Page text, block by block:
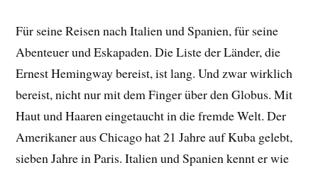
Für seine Reisen nach Italien und Spanien, für seine
Abenteuer und Eskapaden. Die Liste der Länder, die
Ernest Hemingway bereist, ist lang. Und zwar wirklich
bereist, nicht nur mit dem Finger über den Globus. Mit
Haut und Haaren eingetaucht in die fremde Welt. Der
Amerikaner aus Chicago hat 21 Jahre auf Kuba gelebt,
sieben Jahre in Paris. Italien und Spanien kennt er wie